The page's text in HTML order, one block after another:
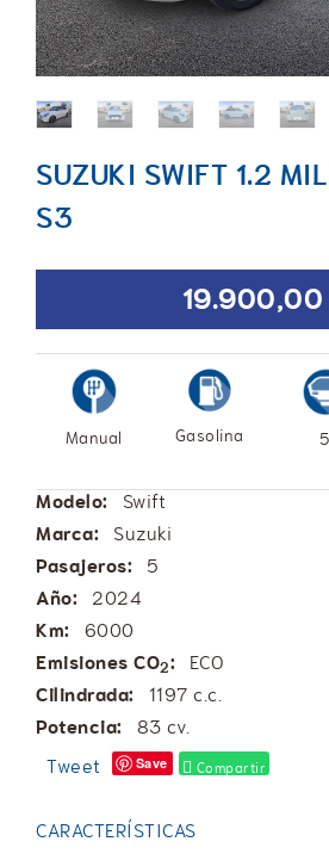
SUZUKI SWIFT 1.2
S3
Manual Gasolina 5
Modelo: Swift
Marca: Suzuki
Pasajeros: 5
Año: 2024
Km: 6000
Emisiones CO2: ECO
Cilindrada: 1197 c.c.
Potencia: 83 cv.
Tweet
Save Compartir
CARACTERÍSTICAS